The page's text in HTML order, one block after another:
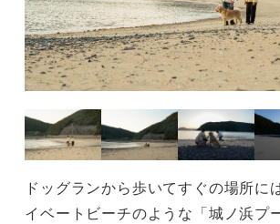
ドッグランから歩いてすぐの場所に
イベートビーチのような「城ノ浜プ